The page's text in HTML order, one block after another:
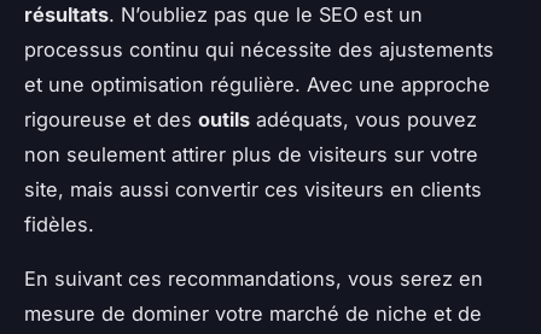
résultats. N’oubliez pas que le SEO est un
processus continu qui nécessite des ajustements
et une optimisation régulière. Avec une approche
rigoureuse et des outils adéquats, vous pouvez
non seulement attirer plus de visiteurs sur votre
site, mais aussi convertir ces visiteurs en clients
fidèles.
En suivant ces recommandations, vous serez en
mesure de dominer votre marché de niche et de